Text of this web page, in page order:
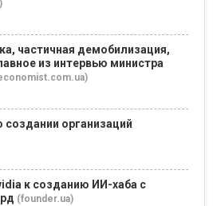
частичная демобилизация,
из интервью министра
организаций
к созданию ИИ-хаба с
(founder.ua)